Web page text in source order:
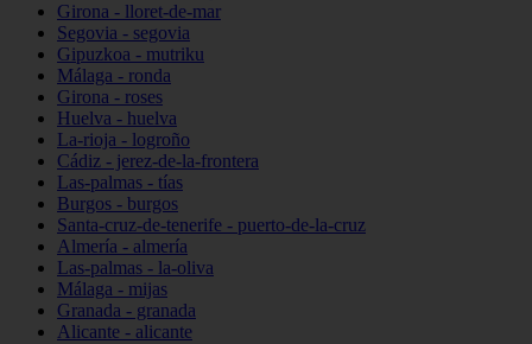
Girona - lloret-de-mar
Segovia - segovia
Gipuzkoa - mutriku
Málaga - ronda
Girona - roses
Huelva - huelva
La-rioja - logroño
Cádiz - jerez-de-la-frontera
Las-palmas - tías
Burgos - burgos
Santa-cruz-de-tenerife - puerto-de-la-cruz
Almería - almería
Las-palmas - la-oliva
Málaga - mijas
Granada - granada
Alicante - alicante